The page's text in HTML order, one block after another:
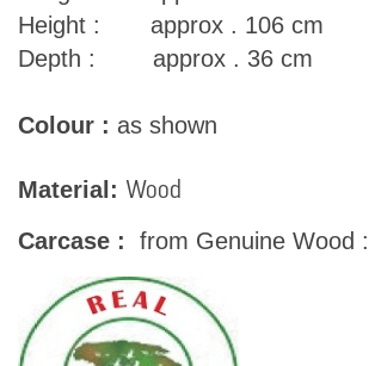
Height : approx . 106 cm
Depth : approx . 36 cm
Colour : as shown
Material: Wood
Carcase : from Genuine Wood :